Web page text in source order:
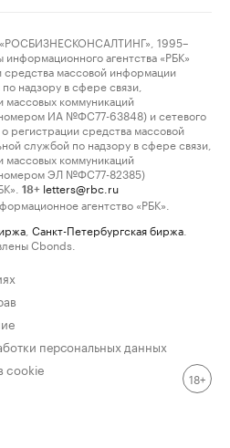
1995–
агентства «РБК»
средства массовой информации
надзору в сфере связи,
массовых коммуникаций
ИА №ФС77-63848) и сетевого
регистрации средства массовой
службой по надзору в сфере связи,
массовых коммуникаций
номером ЭЛ №ФС77-82385)
18+ letters@rbc.ru
агентство «РБК».
Санкт-Петербургская биржа
Cbonds.
персональных данных
cookie
18+